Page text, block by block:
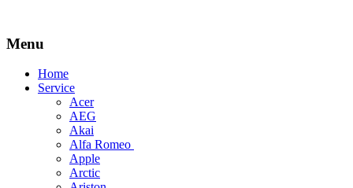
Menu
Skip
Home
Service
Acer
AEG
Akai
Alfa Romeo
Apple
Arctic